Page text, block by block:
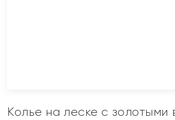
Колье на леске с золотыми